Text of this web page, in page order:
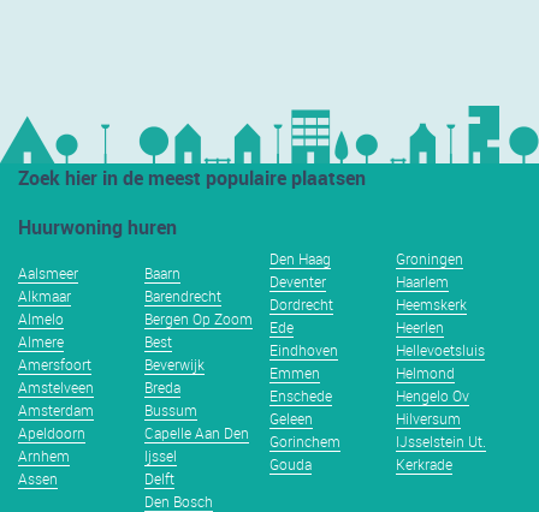
Zoek hier in de meest populaire plaatsen
Huurwoning huren
Aalsmeer
Alkmaar
Almelo
Almere
Amersfoort
Amstelveen
Amsterdam
Apeldoorn
Arnhem
Assen
Baarn
Barendrecht
Bergen Op Zoom
Best
Beverwijk
Breda
Bussum
Capelle Aan Den
Ijssel
Delft
Den Bosch
Den Haag
Deventer
Dordrecht
Ede
Eindhoven
Emmen
Enschede
Geleen
Gorinchem
Gouda
Groningen
Haarlem
Heemskerk
Heerlen
Hellevoetsluis
Helmond
Hengelo Ov
Hilversum
IJsselstein Ut.
Kerkrade